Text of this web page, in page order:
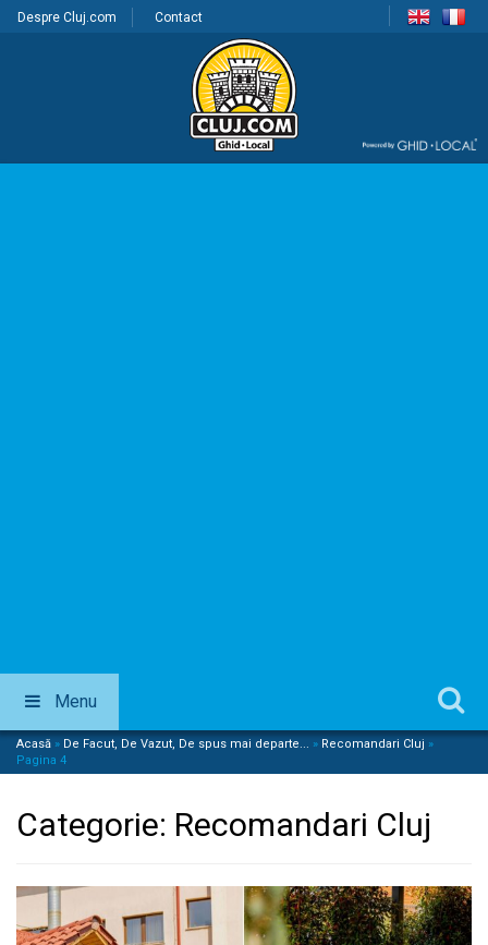
Despre Cluj.com Contact
Menu
Acasă » De Facut, De Vazut, De spus mai departe... » Recomandari Cluj »
Pagina 4
Categorie: Recomandari Cluj